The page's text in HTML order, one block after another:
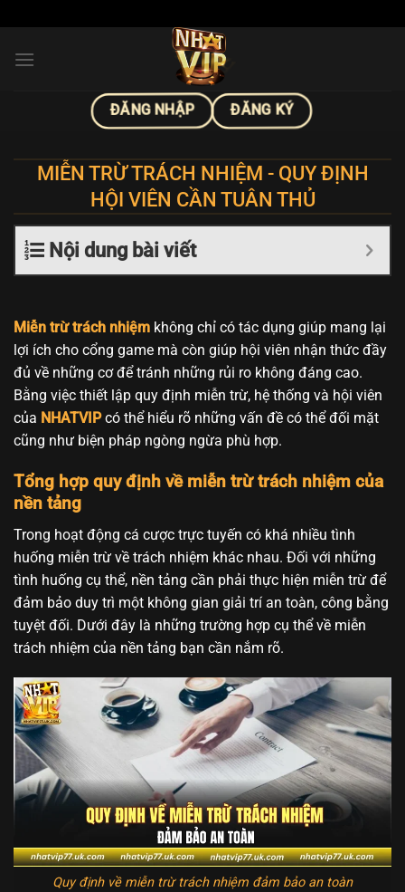
nội
ĐĂNG NHẬP ĐĂNG KÝ
MIỄN TRỪ TRÁCH NHIỆM - QUY ĐỊNH
HỘI VIÊN CẦN TUÂN THỦ
Nội dung bài viết
Miễn trừ trách nhiệm không chỉ có tác dụng giúp mang lại
lợi ích cho cổng game mà còn giúp hội viên nhận thức đầy
đủ về những cơ để tránh những rủi ro không đáng cao.
Bằng việc thiết lập quy định miễn trừ, hệ thống và hội viên
của NHATVIPcó thể hiểu rõ những vấn đề có thể đối mặt
cũng như biện pháp ngòng ngừa phù hợp.
Tổng hợp quy định về miễn trừ trách nhiệm của
nền tảng
Trong hoạt động cá cược trực tuyến có khá nhiều tình
huống miễn trừ về trách nhiệm khác nhau. Đối với những
tình huống cụ thể, nền tảng cần phải thực hiện miễn trừ để
đảm bảo duy trì một không gian giải trí an toàn, công bằng
tuyệt đối. Dưới đây là những trường hợp cụ thể về miễn
trách nhiệm của nền tảng bạn cần nắm rõ.
Quy định về miễn trừ trách nhiệm đảm bảo an toàn